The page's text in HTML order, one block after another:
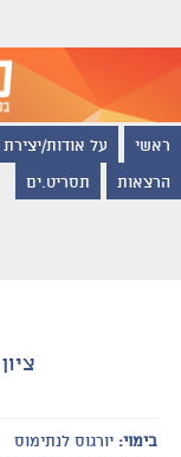
ראשי על אודות/
הרצאות תסריט.ים
בימוי: יורגוס לנתימוס